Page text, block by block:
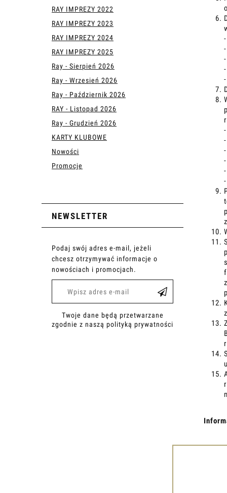
RAY IMPREZY 2022
RAY IMPREZY 2023
RAY IMPREZY 2024
RAY IMPREZY 2025
Ray - Sierpień 2026
Ray - Wrzesień 2026
Ray - Październik 2026
RAY - Listopad 2026
Ray - Grudzień 2026
KARTY KLUBOWE
Nowości
Promocje
NEWSLETTER
Podaj swój adres e-mail, jeżeli
chcesz otrzymywać informacje o
nowościach i promocjach.
Twoje dane będą przetwarzane
zgodnie z naszą polityką prywatności
W